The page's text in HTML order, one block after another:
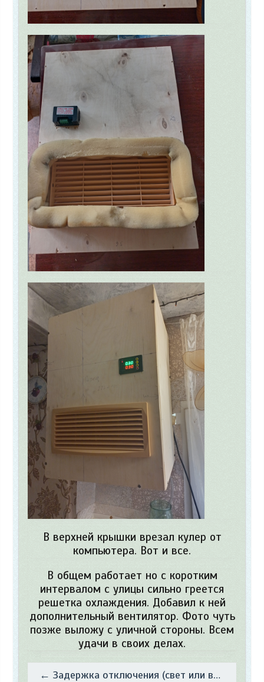
В верхней крышки врезал кулер от
компьютера. Вот и все.
В общем работает но с коротким
интервалом с улицы сильно греется
решетка охлаждения. Добавил к ней
дополнительный вентилятор. Фото чуть
позже выложу с уличной стороны. Всем
удачи в своих делах.
← Задержка отключения (свет или вентилятор)